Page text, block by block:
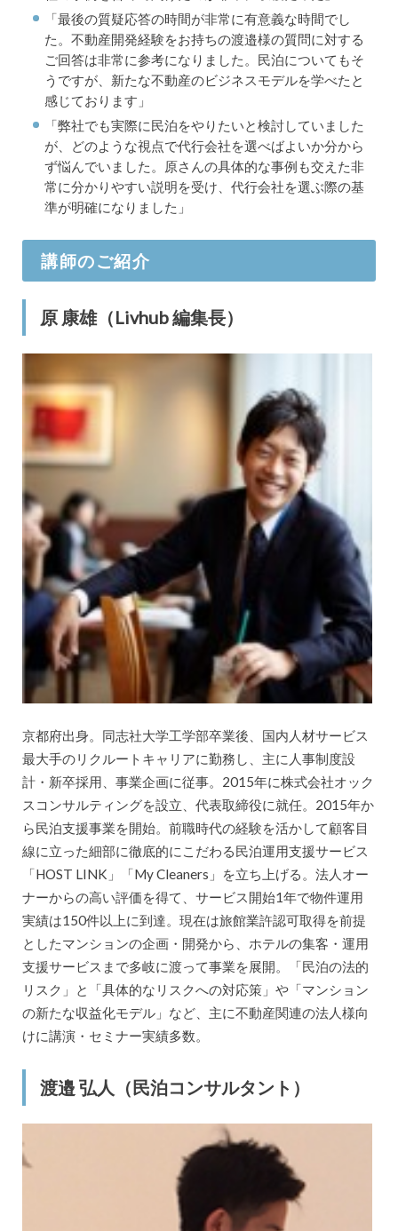
「最後の質疑応答の時間が非常に有意義な時間でし
た。不動産開発経験をお持ちの渡邉様の質問に対する
ご回答は非常に参考になりました。民泊についてもそ
うですが、新たな不動産のビジネスモデルを学べたと
感じております」
「弊社でも実際に民泊をやりたいと検討していました
が、どのような視点で代行会社を選べばよいか分から
ず悩んでいました。原さんの具体的な事例も交えた非
常に分かりやすい説明を受け、代行会社を選ぶ際の基
準が明確になりました」
講師のご紹介
原 康雄（Livhub 編集長）
京都府出身。同志社大学工学部卒業後、国内人材サービス
最大手のリクルートキャリアに勤務し、主に人事制度設
計・新卒採用、事業企画に従事。2015年に株式会社オック
スコンサルティングを設立、代表取締役に就任。2015年か
ら民泊支援事業を開始。前職時代の経験を活かして顧客目
線に立った細部に徹底的にこだわる民泊運用支援サービス
「HOST LINK」「My Cleaners」を立ち上げる。法人オー
ナーからの高い評価を得て、サービス開始1年で物件運用
実績は150件以上に到達。現在は旅館業許認可取得を前提
としたマンションの企画・開発から、ホテルの集客・運用
支援サービスまで多岐に渡って事業を展開。「民泊の法的
リスク」と「具体的なリスクへの対応策」や「マンション
の新たな収益化モデル」など、主に不動産関連の法人様向
けに講演・セミナー実績多数。
渡邉 弘人（民泊コンサルタント）